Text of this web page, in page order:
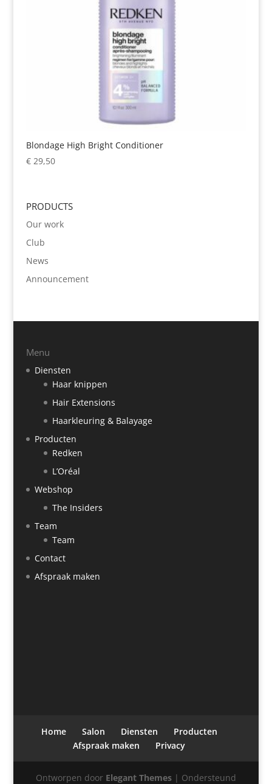
Blondage High Bright Conditioner
€29,50
PRODUCTS
Our work
Club
News
Announcement
Menu
Diensten
Haar knippen
Hair Extensions
Haarkleuring & Balayage
Producten
Redken
L’Oréal
Webshop
The Insiders
Team
Team
Contact
Afspraak maken
Home Salon Diensten
Producten
Afspraak maken
Privacy
Ontworpen door Elegant Themes| Ondersteund